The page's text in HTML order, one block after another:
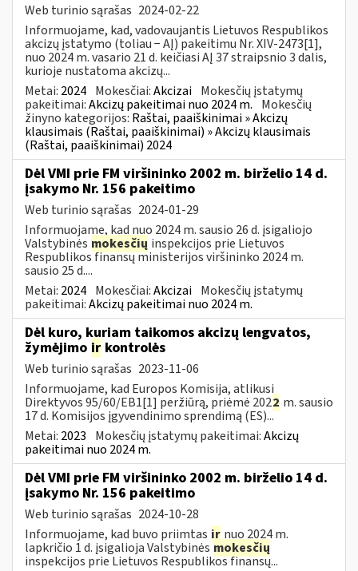
Web turinio sąrašas 2024-02-22
Informuojame, kad, vadovaujantis Lietuvos Respublikos
akcizų įstatymo (toliau − AĮ) pakeitimu Nr. XIV-2473[1],
nuo 2024 m. vasario 21 d. keičiasi AĮ 37 straipsnio 3 dalis,
kurioje nustatoma akcizų...
Metai: 2024 Mokesčiai:Akcizai Mokesčių įstatymų
pakeitimai:Akcizų pakeitimai nuo 2024 m. Mokesčių
žinyno kategorijos: Raštai, paaiškinimai » Akcizų
klausimais (Raštai, paaiškinimai) » Akcizų klausimais
(Raštai, paaiškinimai) 2024
Dėl VMI prie FM viršininko 2002 m. birželio 14 d.
įsakymo Nr. 156 pakeitimo
Web turinio sąrašas 2024-01-29
Informuojame, kad nuo 2024 m. sausio 26 d. įsigaliojo
Valstybinės mokesčių inspekcijos prie Lietuvos
Respublikos finansų ministerijos viršininko 2024 m.
sausio 25 d....
Metai: 2024 Mokesčiai:Akcizai Mokesčių įstatymų
pakeitimai:Akcizų pakeitimai nuo 2024 m.
Dėl kuro, kuriam taikomos akcizų lengvatos,
žymėjimo ir kontrolės
Web turinio sąrašas 2023-11-06
Informuojame, kad Europos Komisija, atlikusi
Direktyvos 95/60/EB1[1] peržiūrą, priėmė 2022 m. sausio
17 d. Komisijos įgyvendinimo sprendimą (ES)...
Metai: 2023 Mokesčių įstatymų pakeitimai:Akcizų
pakeitimai nuo 2024 m.
Dėl VMI prie FM viršininko 2002 m. birželio 14 d.
įsakymo Nr. 156 pakeitimo
Web turinio sąrašas 2024-10-28
Informuojame, kad buvo priimtas ir nuo 2024 m.
lapkričio 1 d. įsigalioja Valstybinėsmokesčių
inspekcijos prie Lietuvos Respublikos finansų...